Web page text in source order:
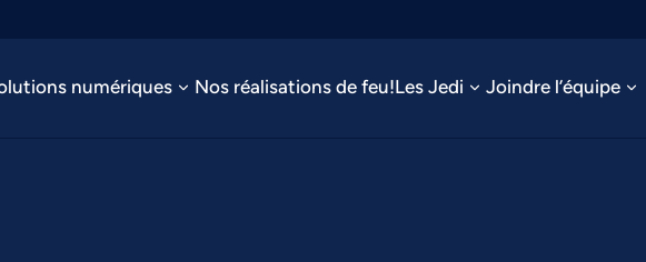
numériques Nos réalisations de feu!Les Jedi Joindre l’équipe